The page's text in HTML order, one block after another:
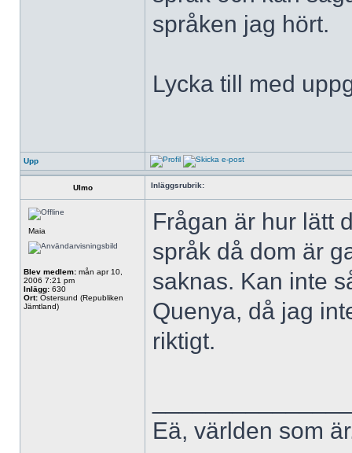
språken jag hört.
Lycka till med
Upp
Ulmo Inläggsrubrik:
Maia
Blev medlem: mån apr 10,
2006 7:21 pm
Inlägg: 630
Ort: Östersund (Republiken
Jämtland)
Frågan är hur lätt
språk då dom är
saknas. Kan inte
Quenya, då jag
riktigt.
Eä, världen som